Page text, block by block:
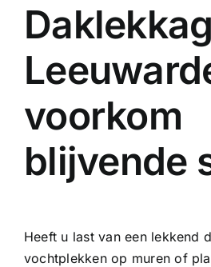
voorkom
blijvende
Heeft u last van een lekkend
vochtplekken op muren of